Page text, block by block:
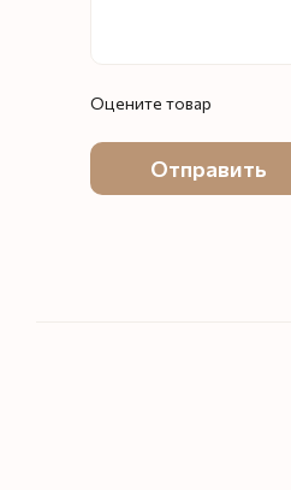
Оцените товар
Отправить